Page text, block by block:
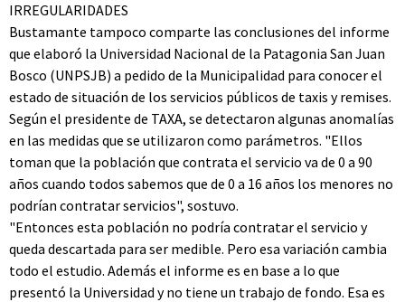
IRREGULARIDADES
Bustamante tampoco comparte las conclusiones del informe
que elaboró la Universidad Nacional de la Patagonia San Juan
Bosco (UNPSJB) a pedido de la Municipalidad para conocer el
estado de situación de los servicios públicos de taxis y remises.
Según el presidente de TAXA, se detectaron algunas anomalías
en las medidas que se utilizaron como parámetros. "Ellos
toman que la población que contrata el servicio va de 0 a 90
años cuando todos sabemos que de 0 a 16 años los menores no
podrían contratar servicios", sostuvo.
"Entonces esta población no podría contratar el servicio y
queda descartada para ser medible. Pero esa variación cambia
todo el estudio. Además el informe es en base a lo que
presentó la Universidad y no tiene un trabajo de fondo. Esa es